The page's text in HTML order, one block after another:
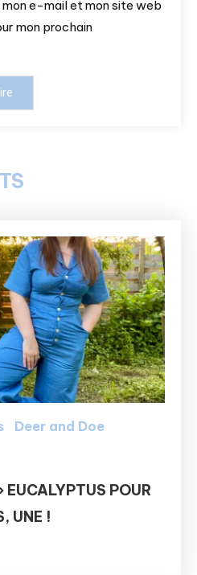
mon e-mail et mon site web
mon prochain
Deer and Doe
EUCALYPTUS POUR
UNE !